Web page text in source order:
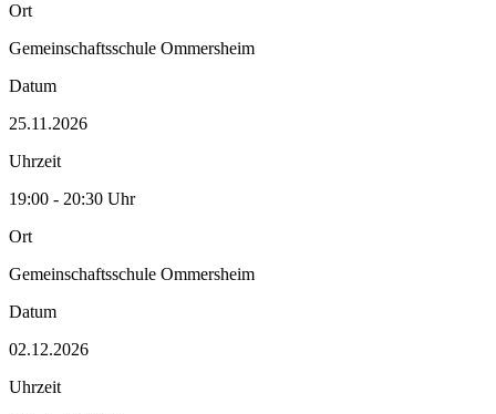
Ort
Gemeinschaftsschule Ommersheim
Datum
25.11.2026
Uhrzeit
19:00 - 20:30 Uhr
Ort
Gemeinschaftsschule Ommersheim
Datum
02.12.2026
Uhrzeit